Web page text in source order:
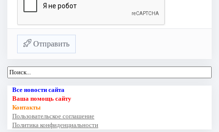
Отправить
Все новости сайта
Ваша помощь сайту
Контакты
Пользовательское соглашение
Политика конфиденциальности